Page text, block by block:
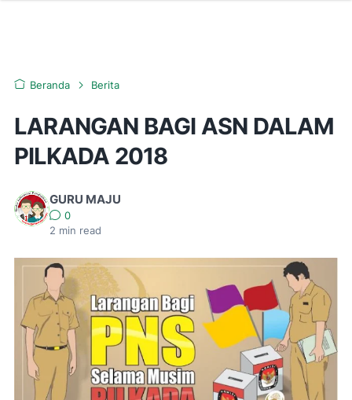
Beranda Berita
LARANGAN BAGI ASN DALAM
PILKADA 2018
GURU MAJU
0
2 min read